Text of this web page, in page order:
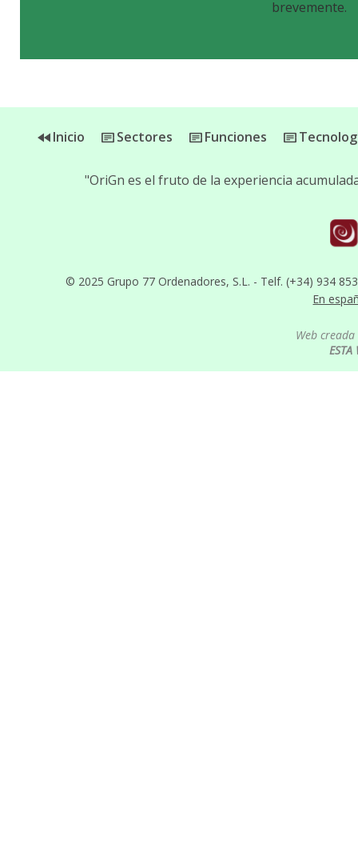
brevemente.
Inicio Sectores Funciones
© 2025 Grupo 77 Ordenadores, S.L. - Telf. (+34) 934
En
"OriGn es el fruto de la experiencia
Web
ESTA